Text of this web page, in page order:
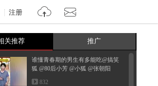
注册
关推荐 推广
谁懂青春期的男生有多能吃@搞笑
狐 @80后小芳 @小狐 @张朝阳
832